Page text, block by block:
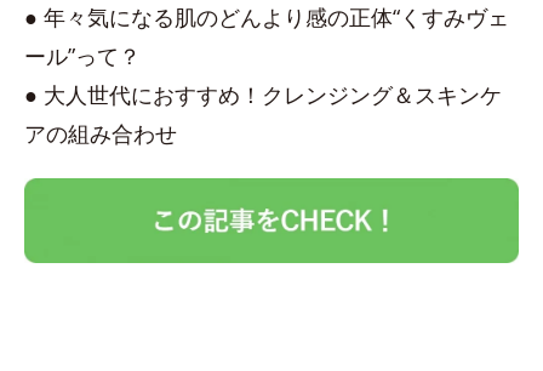
● 年々気になる肌のどんより感の正体“くすみヴェ
ール”って？
● 大人世代におすすめ！クレンジング＆スキンケ
アの組み合わせ